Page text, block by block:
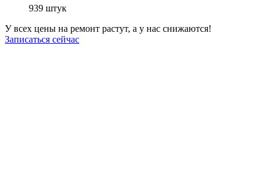
939 штук
У всех цены на ремонт растут, а у нас снижаются!
Записаться сейчас